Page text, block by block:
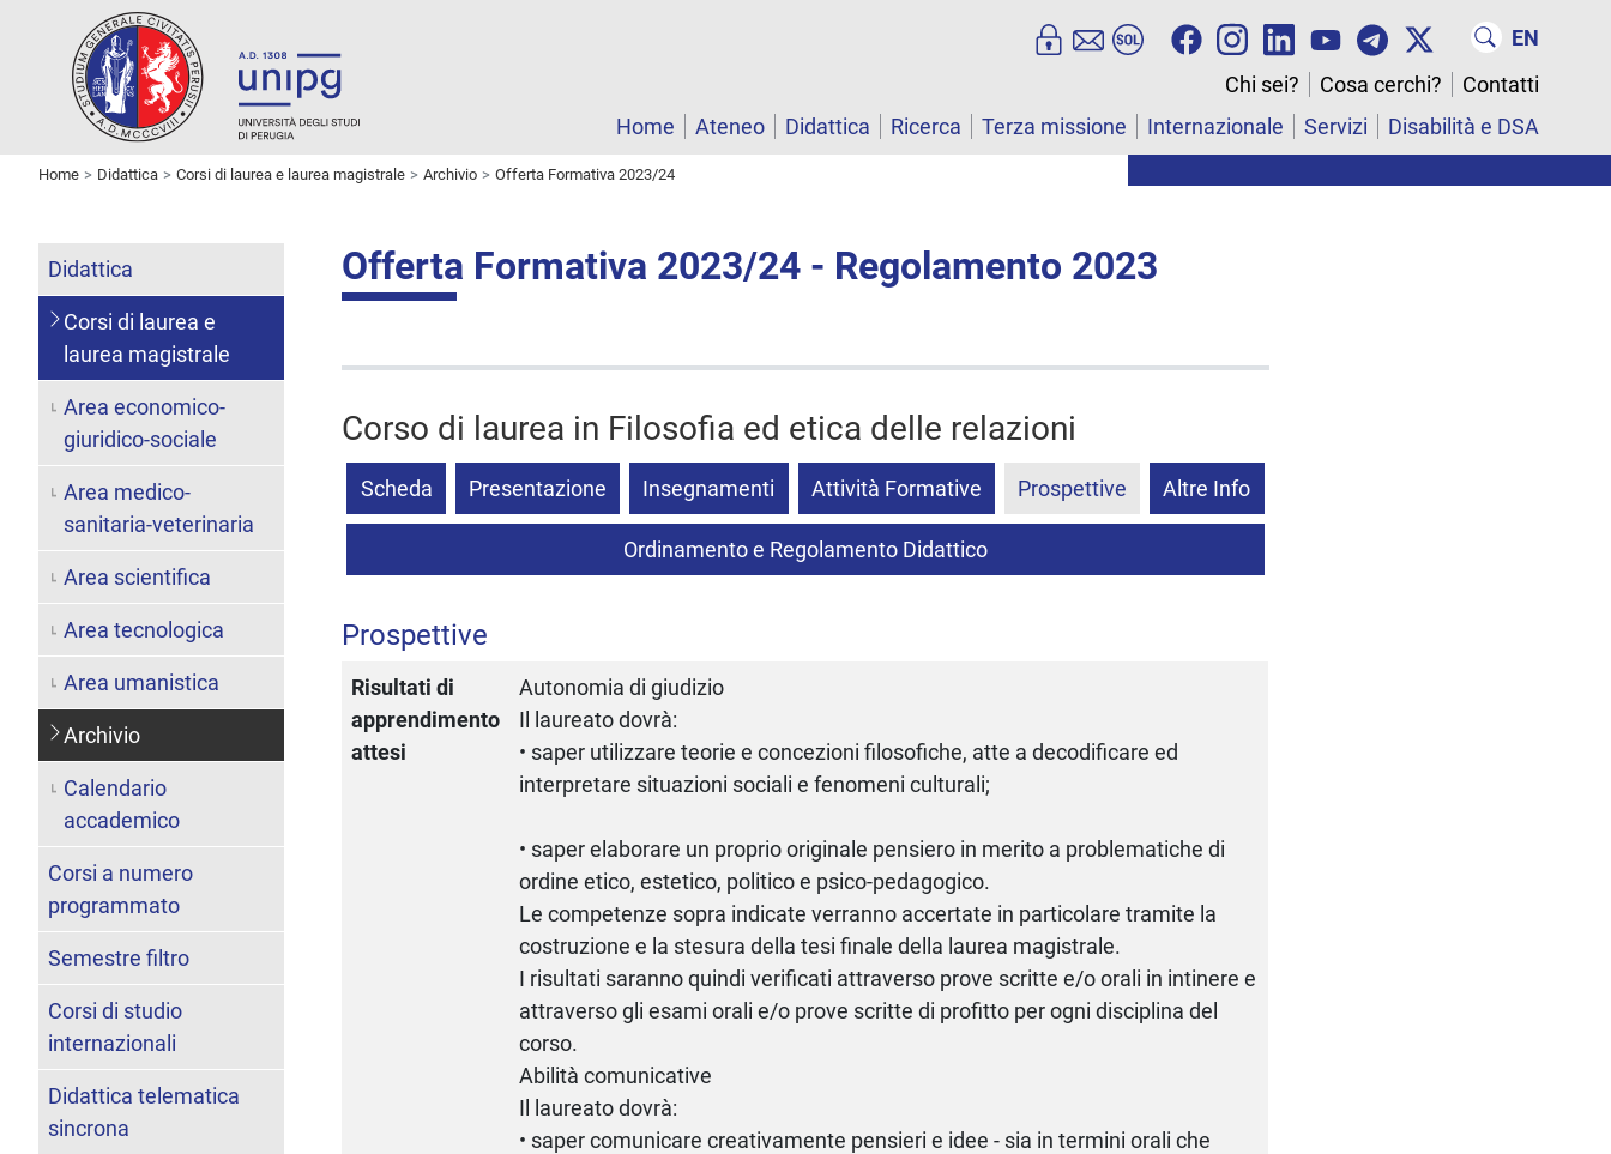
EN
Chi sei?
Cosa cerchi?
Contatti
Home
Ateneo Didattica Ricerca Terza missione Internazionale Servizi Disabilità e DSA
Home Didattica Corsi di laurea e laurea magistrale Archivio Offerta Formativa 2023/24
Offerta Formativa 2023/24 - Regolamento 2023
Corso di laurea in Filosofia ed etica delle relazioni
Scheda Presentazione Insegnamenti Attività Formative Prospettive Altre Info
Ordinamento e Regolamento Didattico
Prospettive
Risultati di
apprendimento
attesi
Autonomia di giudizio
Il laureato dovrà:
• saper utilizzare teorie e concezioni filosofiche, atte a decodificare ed
interpretare situazioni sociali e fenomeni culturali;
• saper elaborare un proprio originale pensiero in merito a problematiche di
ordine etico, estetico, politico e psico-pedagogico.
Le competenze sopra indicate verranno accertate in particolare tramite la
costruzione e la stesura della tesi finale della laurea magistrale.
I risultati saranno quindi verificati attraverso prove scritte e/o orali in intinere e
attraverso gli esami orali e/o prove scritte di profitto per ogni disciplina del
corso.
Abilità comunicative
Il laureato dovrà:
• saper comunicare creativamente pensieri e idee - sia in termini orali che
Didattica
Corsi di laurea e
laurea magistrale
Area economico-
giuridico-sociale
Area medico-
sanitaria-veterinaria
Area scientifica
Area tecnologica
Area umanistica
Archivio
Calendario
accademico
Corsi a numero
programmato
Semestre filtro
Corsi di studio
internazionali
Didattica telematica
sincrona